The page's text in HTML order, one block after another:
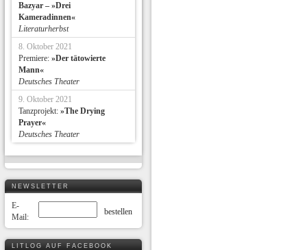
Bazyar – »Drei
Kameradinnen«
Literaturherbst
8. Oktober 2021
Premiere: »Der tätowierte
Mann«
Deutsches Theater
9. Oktober 2021
Tanzprojekt: »The Drying
Prayer«
Deutsches Theater
NEWSLETTER
E-
Mail:
LITLOG AUF FACEBOOK